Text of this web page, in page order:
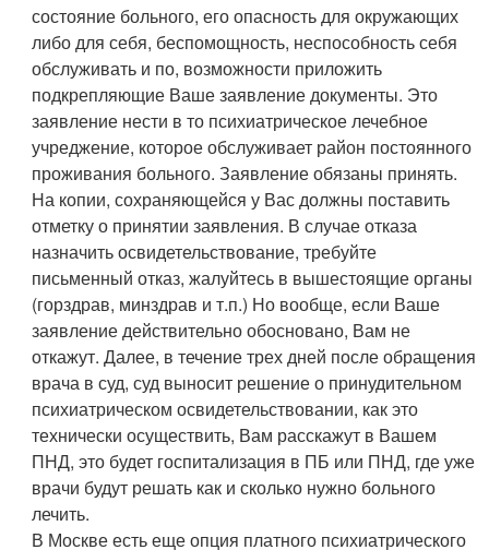
состояние больного, его опасность для окружающих
либо для себя, беспомощность, неспособность себя
обслуживать и по, возможности приложить
подкрепляющие Ваше заявление документы. Это
заявление нести в то психиатрическое лечебное
учреджение, которое обслуживает район постоянного
проживания больного. Заявление обязаны принять.
На копии, сохраняющейся у Вас должны поставить
отметку о принятии заявления. В случае отказа
назначить освидетельствование, требуйте
письменный отказ, жалуйтесь в вышестоящие органы
(горздрав, минздрав и т.п.) Но вообще, если Ваше
заявление действительно обосновано, Вам не
откажут. Далее, в течение трех дней после обращения
врача в суд, суд выносит решение о принудительном
психиатрическом освидетельствовании, как это
технически осуществить, Вам расскажут в Вашем
ПНД, это будет госпитализация в ПБ или ПНД, где уже
врачи будут решать как и сколько нужно больного
лечить.
В Москве есть еще опция платного психиатрического